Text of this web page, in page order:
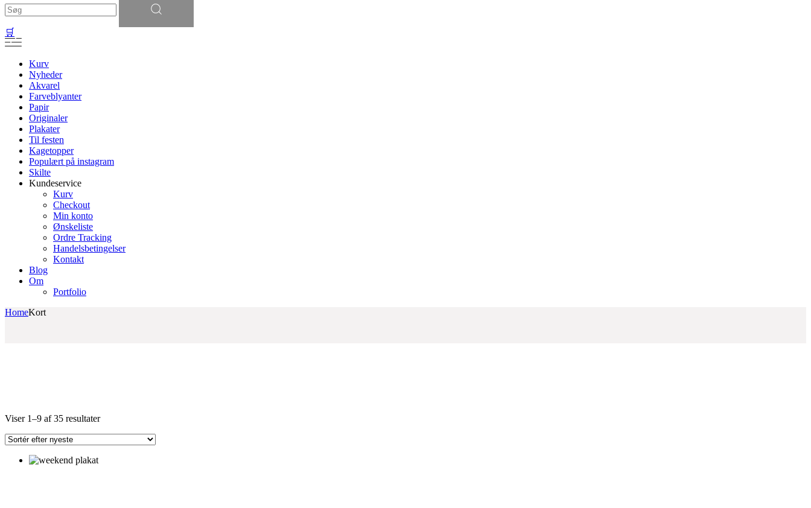
efter:
🛒
Kurv
Nyheder
Akvarel
Farveblyanter
Papir
Originaler
Plakater
Til festen
Kagetopper
Populært på instagram
Skilte
Kundeservice
Kurv
Checkout
Min konto
Ønskeliste
Ordre Tracking
Handelsbetingelser
Kontakt
Blog
Om
Portfolio
HomeKort
Viser 1–9 af 35 resultaterSorteret